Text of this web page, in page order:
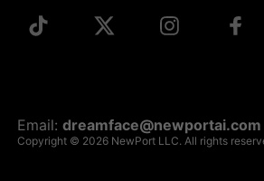
Email:dreamface@newportai.com